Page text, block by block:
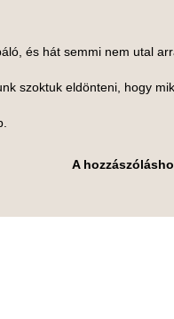
és hát semmi nem utal
szoktuk eldönteni, hogy
A